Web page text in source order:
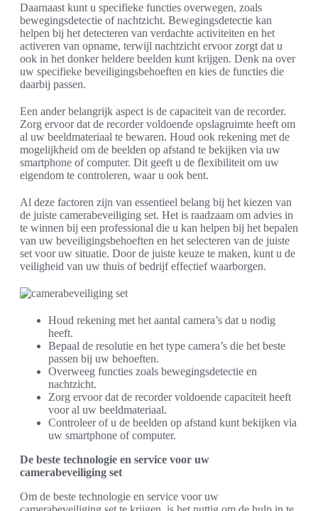
Daarnaast kunt u specifieke functies overwegen, zoals
bewegingsdetectie of nachtzicht. Bewegingsdetectie kan
helpen bij het detecteren van verdachte activiteiten en het
activeren van opname, terwijl nachtzicht ervoor zorgt dat u
ook in het donker heldere beelden kunt krijgen. Denk na over
uw specifieke beveiligingsbehoeften en kies de functies die
daarbij passen.
Een ander belangrijk aspect is de capaciteit van de recorder.
Zorg ervoor dat de recorder voldoende opslagruimte heeft om
al uw beeldmateriaal te bewaren. Houd ook rekening met de
mogelijkheid om de beelden op afstand te bekijken via uw
smartphone of computer. Dit geeft u de flexibiliteit om uw
eigendom te controleren, waar u ook bent.
Al deze factoren zijn van essentieel belang bij het kiezen van
de juiste camerabeveiliging set. Het is raadzaam om advies in
te winnen bij een professional die u kan helpen bij het bepalen
van uw beveiligingsbehoeften en het selecteren van de juiste
set voor uw situatie. Door de juiste keuze te maken, kunt u de
veiligheid van uw thuis of bedrijf effectief waarborgen.
Houd rekening met het aantal camera’s dat u nodig
heeft.
Bepaal de resolutie en het type camera’s die het beste
passen bij uw behoeften.
Overweeg functies zoals bewegingsdetectie en
nachtzicht.
Zorg ervoor dat de recorder voldoende capaciteit heeft
voor al uw beeldmateriaal.
Controleer of u de beelden op afstand kunt bekijken via
uw smartphone of computer.
De beste technologie en service voor uw
camerabeveiliging set
Om de beste technologie en service voor uw